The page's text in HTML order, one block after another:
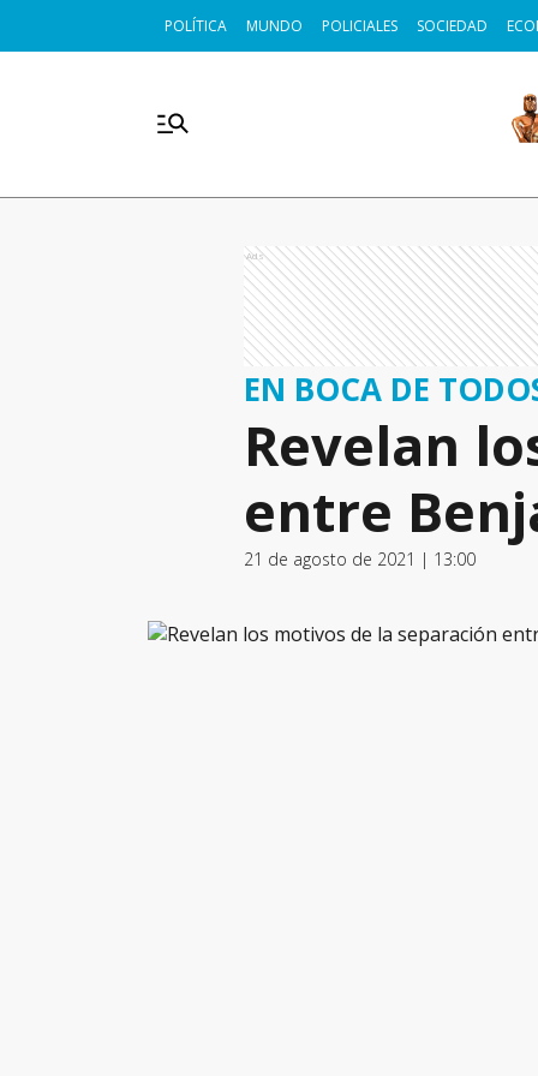
POLÍTICA MUNDO POLICIALES SOCIEDAD
Ads
EN BOCA DE
Revelan
entre
21 de agosto de 2021 | 13:00